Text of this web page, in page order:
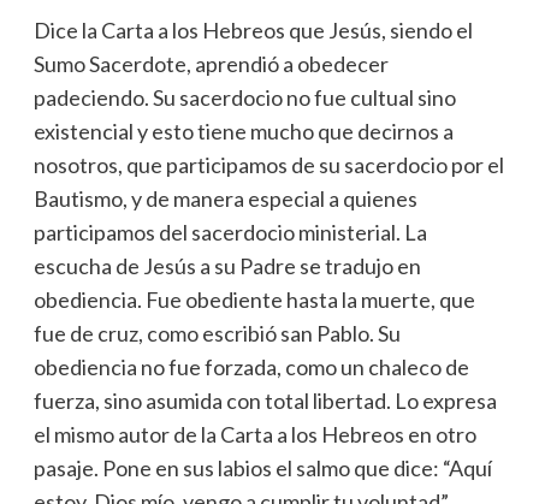
Dice la Carta a los Hebreos que Jesús, siendo el
Sumo Sacerdote, aprendió a obedecer
padeciendo. Su sacerdocio no fue cultual sino
existencial y esto tiene mucho que decirnos a
nosotros, que participamos de su sacerdocio por el
Bautismo, y de manera especial a quienes
participamos del sacerdocio ministerial. La
escucha de Jesús a su Padre se tradujo en
obediencia. Fue obediente hasta la muerte, que
fue de cruz, como escribió san Pablo. Su
obediencia no fue forzada, como un chaleco de
fuerza, sino asumida con total libertad. Lo expresa
el mismo autor de la Carta a los Hebreos en otro
pasaje. Pone en sus labios el salmo que dice: “Aquí